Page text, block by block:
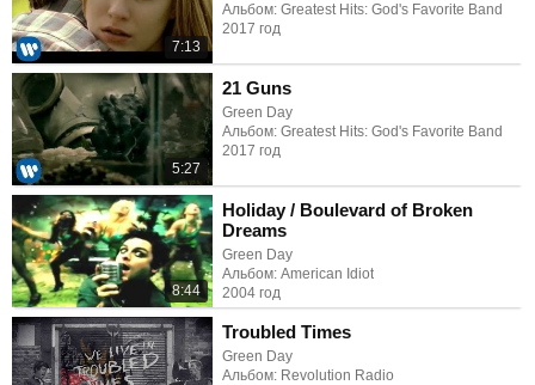
7:13
Альбом: Greatest Hits: God's Favorite Band
2017 год
5:27
21 Guns
Green Day
Альбом: Greatest Hits: God's Favorite Band
2017 год
8:44
Holiday / Boulevard of Broken
Dreams
Green Day
Альбом: American Idiot
2004 год
Troubled Times
Green Day
Альбом: Revolution Radio